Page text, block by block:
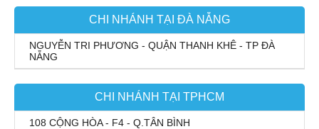
CHI NHÁNH TẠI ĐÀ NẴNG
NGUYỄN TRI PHƯƠNG - QUẬN THANH KHÊ - TP ĐÀ
NẴNG
CHI NHÁNH TẠI TPHCM
108 CỘNG HÒA - F4 - Q.TÂN BÌNH